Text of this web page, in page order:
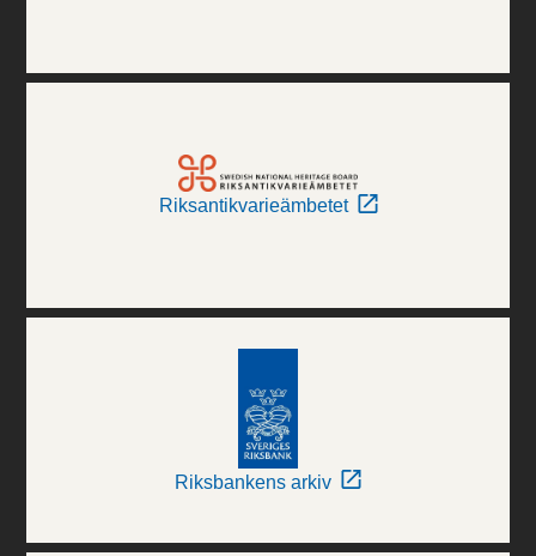
Riksantikvarieämbetet
Riksbankens arkiv